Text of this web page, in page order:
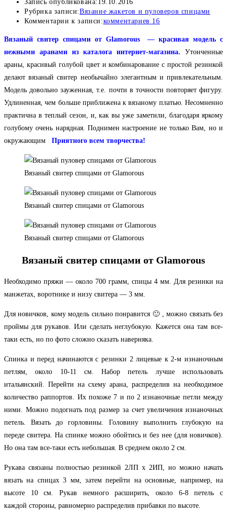
Запись опубликована: 19.10.2016
Рубрика записи:Вязание жакетов и пуловеров спицами
Комментарии к записи:комментариев 16
Вязаный свитер спицами от Glamorous — красивая модель с
нежными аранами из каталога интернет-магазина.
Утонченные
араны, красивый голубой цвет и комбинарование с простой резинкой
делают вязаный свитер необычайно элегантным и привлекательным.
Модель довольно зауженная, т.е. почти в точности повторяет фигуру.
Удлиненная, чем больше приближена к вязаному платью. Несомненно
практична в теплый сезон, и, как вы уже заметили, благодаря яркому
голубому очень нарядная. Поднимен настроение не только Вам, но и
окружающим
Приятного всем творчества!
Вязаный свитер спицами от Glamorous
Вязаный свитер спицами от Glamorous
Вязаный свитер спицами от Glamorous
Вязаный свитер спицами от Glamorous
Необходимо пряжи — около 700 грамм, спицы 4 мм. Для резинки на
манжетах, воротнике и низу свитера — 3 мм.
Для новичков, кому модель сильно понравится 🙂 , можно связать без
проймы для рукавов. Или сделать неглубокую. Кажется она там все-
таки есть, но по фото сложно сказать наверняка.
Спинка и перед начинаются с резинки 2 лицевые к 2-м изнаночным
петлям, около 10-11 см. Набор петель лучше использовать
итальянский. Перейти на схему арана, распределив на необходимое
количество раппортов. Их похоже 7 и по 2 изнаночные петли между
ними. Можно подогнать под размер за счет увеличения изнаночных
петель. Вязать до горловины. Головину выполнить глубокую на
переде свитера. На спинке можно обойтись и без нее (для новичков).
Но она там все-таки есть небольшая. В среднем около 2 см.
Рукава связаны полностью резинкой 2ЛП х 2ИП, но можно начать
вязать на спицах 3 мм, затем перейти на основные, например, на
высоте 10 см. Рукав немного расширить, около 6-8 петель с
каждой стороны, равномерно распределив прибавки по высоте.